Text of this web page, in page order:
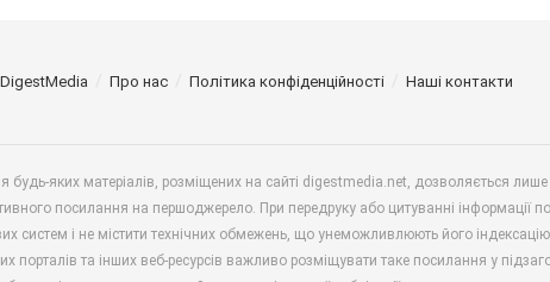
Про нас Політика конфіденційності Наші контакти
будь-яких матеріалів, розміщених на сайті digestmedia.net, дозволяється
посилання на першоджерело. При передруку або цитуванні інформації
систем і не містити технічних обмежень, що унеможливлюють його
порталів та інших веб-ресурсів важливо розміщувати таке посилання у